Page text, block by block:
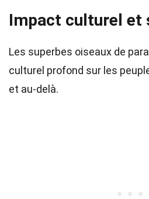
Impact culturel et
Les superbes oiseaux de
culturel profond sur les
et au-delà.